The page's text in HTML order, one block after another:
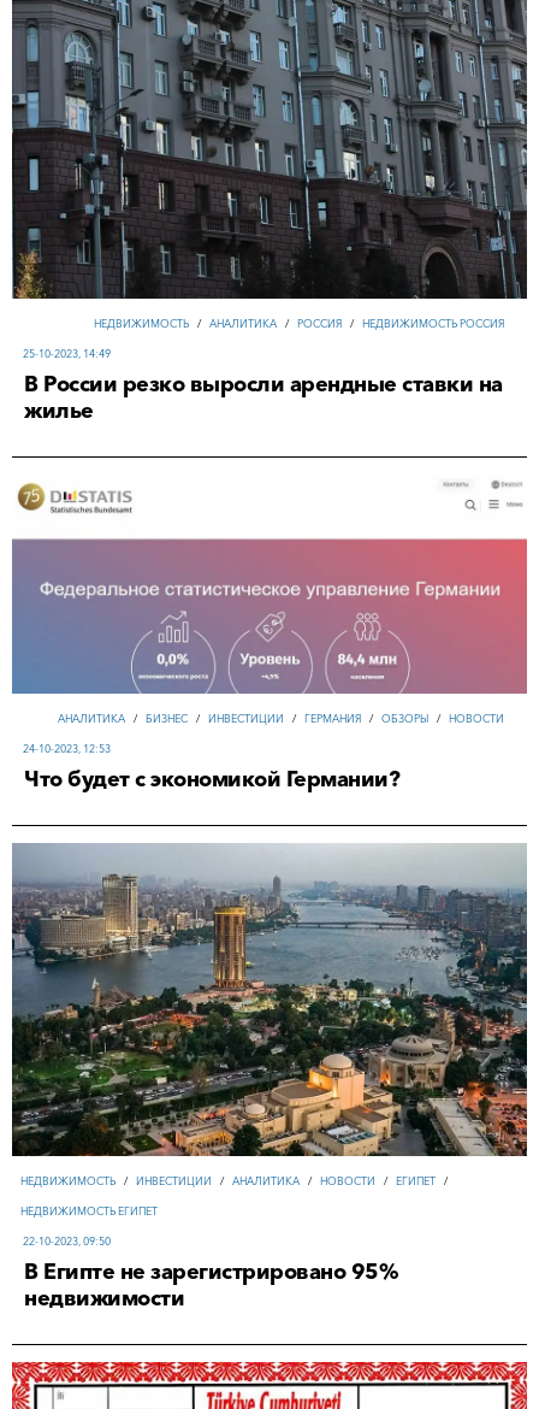
НЕДВИЖИМОСТЬ / АНАЛИТИКА / РОССИЯ / НЕДВИЖИМОСТЬ РОССИЯ
25-10-2023, 14:49
В России резко выросли арендные ставки на
жилье
АНАЛИТИКА / БИЗНЕС / ИНВЕСТИЦИИ / ГЕРМАНИЯ / ОБЗОРЫ / НОВОСТИ
24-10-2023, 12:53
Что будет с экономикой Германии?
НЕДВИЖИМОСТЬ / ИНВЕСТИЦИИ / АНАЛИТИКА / НОВОСТИ / ЕГИПЕТ /
НЕДВИЖИМОСТЬ ЕГИПЕТ
22-10-2023, 09:50
В Египте не зарегистрировано 95%
недвижимости